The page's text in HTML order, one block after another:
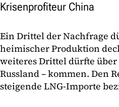
Krisenprofiteur China
Ein Drittel der Nachfrage
heimischer Produktion
weiteres Drittel dürfte über
Russland – kommen. Den
steigende LNG-Importe